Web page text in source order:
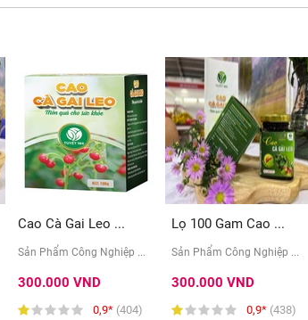
Cao Cà Gai Leo ...
Sản Phẩm Công Nghiệp ...
300.000 VND
0,9* (404)
Lọ 100 Gam Cao ...
Sản Phẩm Công Nghiệp ...
300.000 VND
0,9* (438)